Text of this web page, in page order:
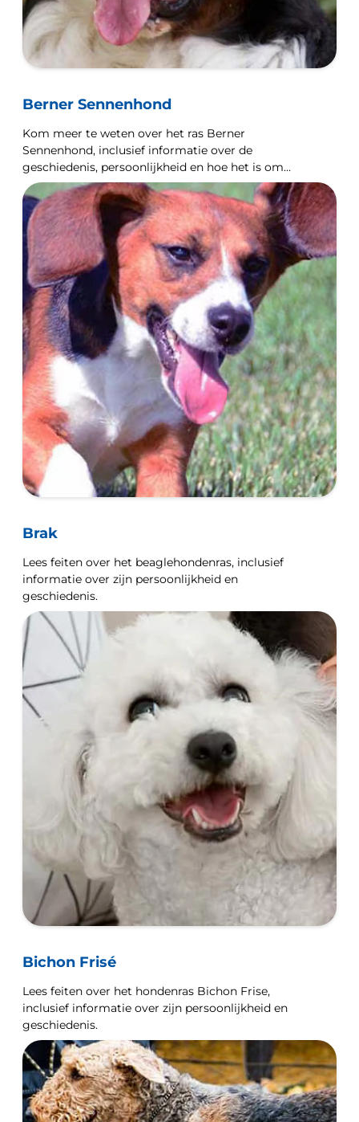
Berner Sennenhond
Kom meer te weten over het ras Berner
Sennenhond, inclusief informatie over de
geschiedenis, persoonlijkheid en hoe het is om
met een Berner Sennenhond samen te leven.
Brak
Lees feiten over het beaglehondenras, inclusief
informatie over zijn persoonlijkheid en
geschiedenis.
Bichon Frisé
Lees feiten over het hondenras Bichon Frise,
inclusief informatie over zijn persoonlijkheid en
geschiedenis.